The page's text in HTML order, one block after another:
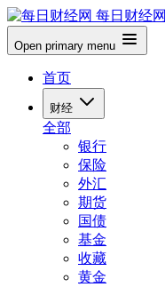
每日财经网
Open primary menu
首页
财经
全部
银行
保险
外汇
期货
国债
基金
收藏
黄金